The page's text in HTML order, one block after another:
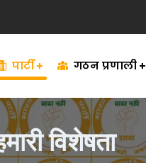
पार्टी गठन प्रणाली
विशेषता